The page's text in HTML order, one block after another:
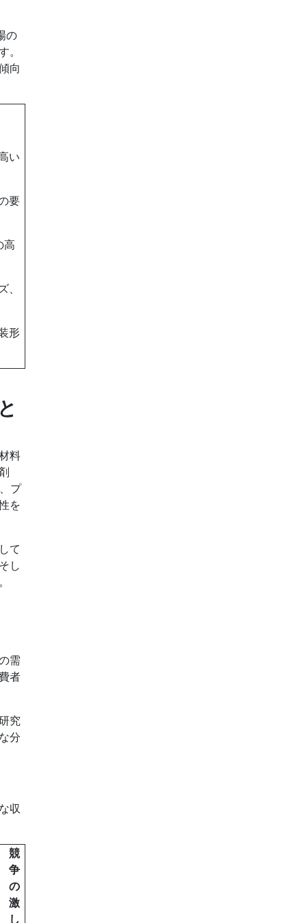
の
向
い
要
高
形
料
プ
を
て
し
需
者
究
分
収
競
争
の
激
し